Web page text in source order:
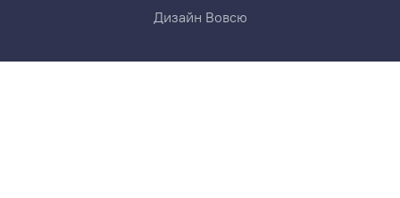
Дизайн Вовсю